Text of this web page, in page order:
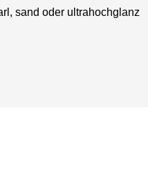
sand oder ultrahochglanz